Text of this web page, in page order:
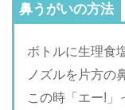
鼻うがいの方法
ボトルに生理食
ノズルを片方の
この時「エー!」